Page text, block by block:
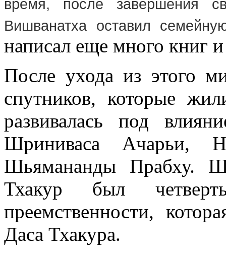
время, после завершения
Вишванатха оставил
написал еще много книг
После ухода из этого
спутников, которые
развивалась под
Шриниваса Ачарьи,
Шьямананды Прабху.
Тхакур был
преемственности,
Даса Тхакура.